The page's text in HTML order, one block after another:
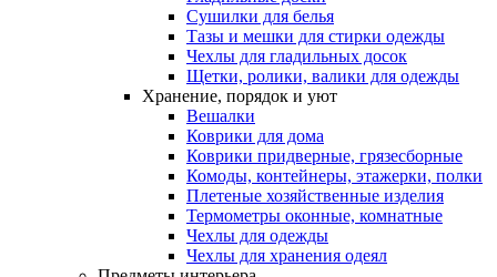
Сушилки для белья
Тазы и мешки для стирки одежды
Чехлы для гладильных досок
Щетки, ролики, валики для одежды
Хранение, порядок и уют
Вешалки
Коврики для дома
Коврики придверные, грязесборные
Комоды, контейнеры, этажерки, полки
Плетеные хозяйственные изделия
Термометры оконные, комнатные
Чехлы для одежды
Чехлы для хранения одеял